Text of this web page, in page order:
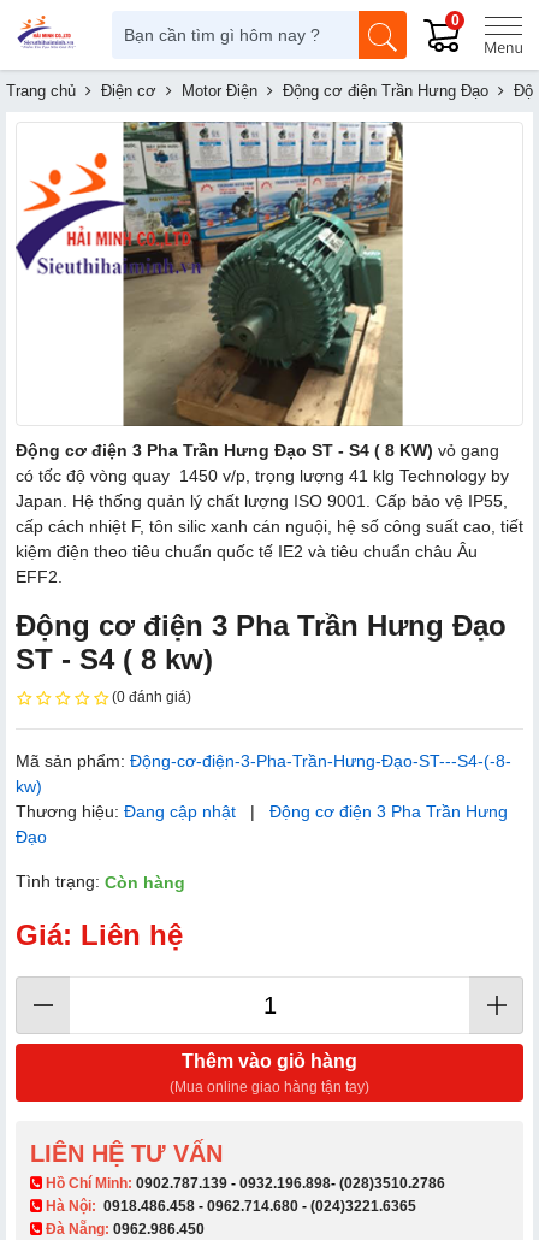
0
Trang chủ Điện cơ Motor Điện Động cơ điện Trần Hưng Đạo
Động cơ điện 3 Pha Trần Hưng Đạo ST - S4 ( 8 KW) vỏ gang
có tốc độ vòng quay 1450 v/p, trọng lượng 41 klg Technology by
Japan. Hệ thống quản lý chất lượng ISO 9001. Cấp bảo vệ IP55,
cấp cách nhiệt F, tôn silic xanh cán nguội, hệ số công suất cao, tiết
kiệm điện theo tiêu chuẩn quốc tế IE2 và tiêu chuẩn châu Âu
EFF2.
Động cơ điện 3 Pha Trần Hưng Đạo
ST - S4 ( 8 kw)
(0 đánh giá)
Mã sản phẩm: Động-cơ-điện-3-Pha-Trần-Hưng-Đạo-ST---S4-(-8-
kw)
Thương hiệu: Đang cập nhật | Động cơ điện 3 Pha Trần Hưng
Đạo
Tình trạng: Còn hàng
Giá: Liên hệ
Thêm vào giỏ hàng
(Mua online giao hàng tận tay)
LIÊN HỆ TƯ VẤN
​ Hồ Chí Minh: 0902.787.139 - 0932.196.898- (028)3510.2786
Hà Nội: 0918.486.458 - 0962.714.680 - (024)3221.6365
Đà Nẵng: 0962.986.450